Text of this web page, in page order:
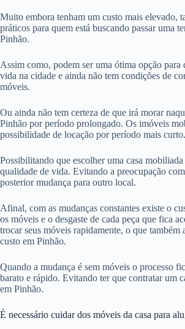
Muito embora tenham um custo mais elevado,
práticos para quem está buscando passar uma
Pinhão.
Assim como, podem ser uma ótima opção para
vida na cidade e ainda não tem condições de
móveis.
Ou ainda não tem certeza de que irá morar
Pinhão por período prolongado. Os imóveis
possibilidade de locação por período mais curto.
Possibilitando que escolher uma casa
qualidade de vida. Evitando a preocupação
posterior mudança para outro local.
Afinal, com as mudanças constantes existe o
os móveis e o desgaste de cada peça que fica
trocar seus móveis rapidamente, o que também
custo em Pinhão.
Quando a mudança é sem móveis o processo
barato e rápido. Evitando ter que contratar um
em Pinhão.
É necessário cuidar dos móveis da casa para